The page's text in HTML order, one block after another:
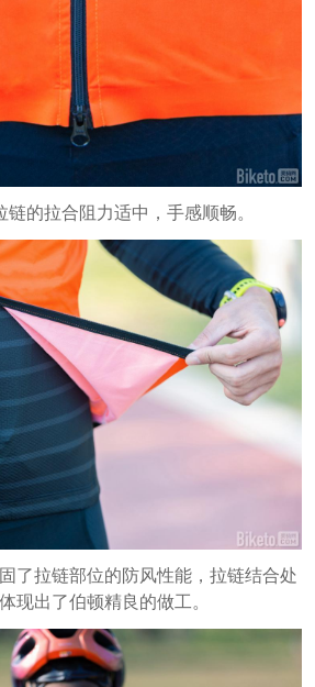
的拉合阻力适中，手感顺畅。
了拉链部位的防风性能，拉链结合处
现出了伯顿精良的做工。